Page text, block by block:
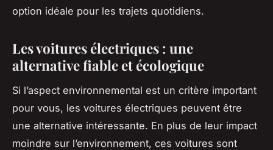
option idéale pour les trajets quotidiens.
Les voitures électriques : une
alternative fiable et écologique
Si l’aspect environnemental est un critère important
pour vous, les voitures électriques peuvent être
une alternative intéressante. En plus de leur impact
moindre sur l’environnement, ces voitures sont